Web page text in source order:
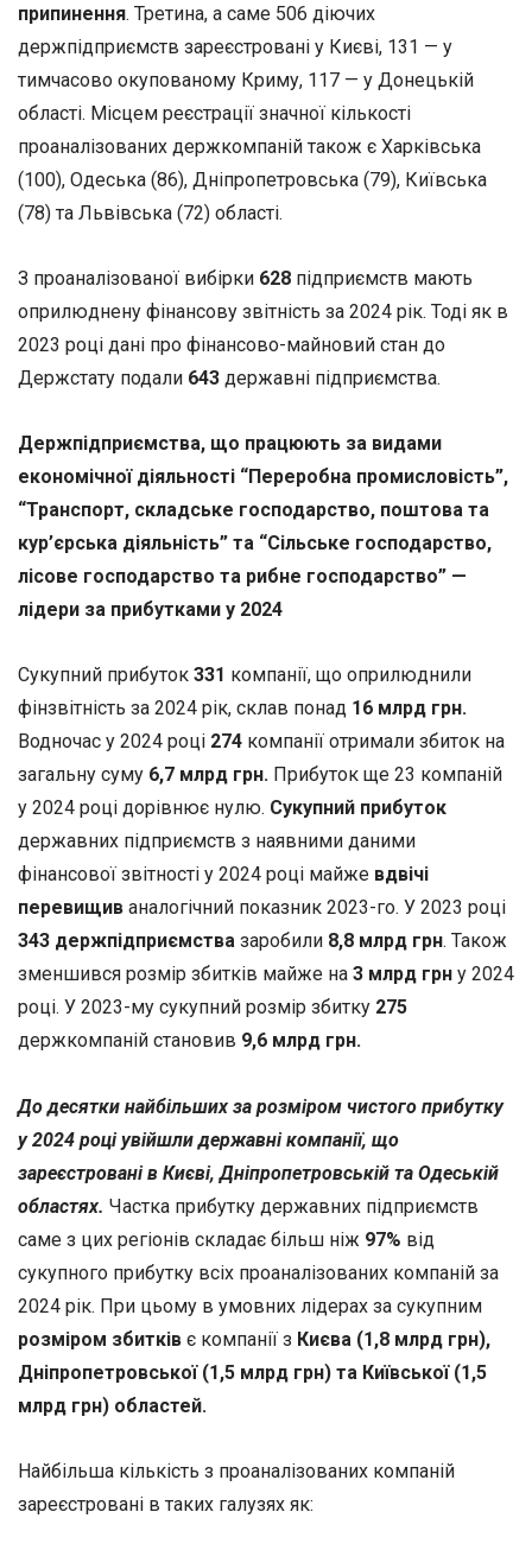
припинення. Третина, а саме 506 діючих
держпідприємств зареєстровані у Києві, 131 — у
тимчасово окупованому Криму, 117 — у Донецькій
області. Місцем реєстрації значної кількості
проаналізованих держкомпаній також є Харківська
(100), Одеська (86), Дніпропетровська (79), Київська
(78) та Львівська (72) області.
З проаналізованої вибірки 628 підприємств мають
оприлюднену фінансову звітність за 2024 рік. Тоді як в
2023 році дані про фінансово-майновий стан до
Держстату подали 643 державні підприємства.
Держпідприємства, що працюють за видами
економічної діяльності “Переробна промисловість”,
“Транспорт, складське господарство, поштова та
кур’єрська діяльність” та “Сільське господарство,
лісове господарство та рибне господарство” —
лідери за прибутками у 2024
Сукупний прибуток 331 компанії, що оприлюднили
фінзвітність за 2024 рік, склав понад 16 млрд грн.
Водночас у 2024 році 274 компанії отримали збиток на
загальну суму 6,7 млрд грн. Прибуток ще 23 компаній
у 2024 році дорівнює нулю. Сукупний прибуток
державних підприємств з наявними даними
фінансової звітності у 2024 році майже вдвічі
перевищив аналогічний показник 2023-го. У 2023 році
343 держпідприємства заробили 8,8 млрд грн. Також
зменшився розмір збитків майже на 3 млрд грн у 2024
році. У 2023-му сукупний розмір збитку 275
держкомпаній становив 9,6 млрд грн.
До десятки найбільших за розміром чистого прибутку
у 2024 році увійшли державні компанії, що
зареєстровані в Києві, Дніпропетровській та Одеській
областях. Частка прибутку державних підприємств
саме з цих регіонів складає більш ніж 97% від
сукупного прибутку всіх проаналізованих компаній за
2024 рік. При цьому в умовних лідерах за сукупним
розміром збитків є компанії з Києва (1,8 млрд грн),
Дніпропетровської (1,5 млрд грн) та Київської (1,5
млрд грн) областей.
Найбільша кількість з проаналізованих компаній
зареєстровані в таких галузях як: